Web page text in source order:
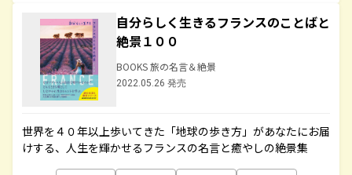
自分らしく生きるフランスのことばと
絶景１００
BOOKS 旅の名言＆絶景
2022.05.26 発売
世界を４０年以上歩いてきた「地球の歩き方」があなたにお届
けする、人生を輝かせるフランスの名言と癒やしの絶景集